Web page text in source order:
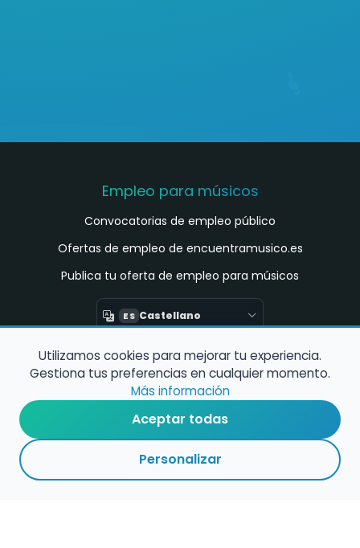
Empleo para músicos
Convocatorias de empleo público
Ofertas de empleo de encuentramusico.es
Publica tu oferta de empleo para músicos
ES Castellano
Encuentra Músico
Buscador de Músicos
Encuentra Pianista Acompañante
Asesoría para músicos y docentes
Utilizamos cookies para mejorar tu experiencia.
Gestiona tus preferencias en cualquier momento.
Más información
Aceptar todas
Personalizar